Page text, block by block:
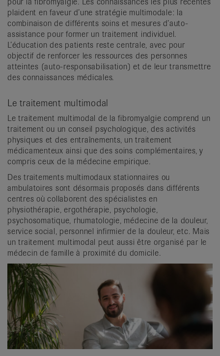
plaident en faveur d’une stratégie multimodale: la
combinaison de différents soins et mesures d’auto-
assistance pour former un traitement individuel.
L’éducation des patients reste centrale, avec pour
objectif de renforcer les ressources des personnes
atteintes (auto-responsabilisation) et de leur transmettre
des connaissances médicales.
Le traitement multimodal
Le traitement multimodal de la fibromyalgie comprend un
traitement ou un conseil psychologique, des activités
physiques et des entraînements, un traitement
médicamenteux ainsi que des soins complémentaires, y
compris ceux de la médecine empirique.
Des traitements multimodaux stationnaires ou
ambulatoires sont désormais proposés dans différents
centres où collaborent des spécialistes en
physiothérapie, ergothérapie, psychologie,
psychosomatique, rhumatologie, médecine de la douleur,
service social, personnel infirmier de la douleur, etc. Mais
un traitement multimodal peut aussi être organisé par le
médecin de famille à proximité du domicile.